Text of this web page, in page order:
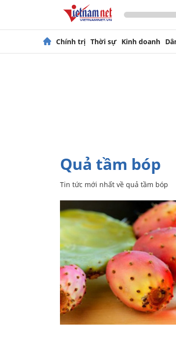
Chính trị Thời sự Kinh doanh
quả tầm bóp
Tin tức mới nhất về quả tầm bóp